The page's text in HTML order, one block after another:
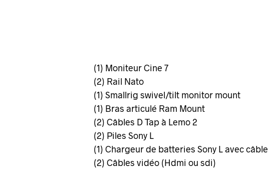
(1) Moniteur Cine 7
(2) Rail Nato
(1) Smallrig swivel/tilt monitor mount
(1) Bras articulé Ram Mount
(2) Câbles D Tap à Lemo 2
(2) Piles Sony L
(1) Chargeur de batteries Sony L avec câble
(2) Câbles vidéo (Hdmi ou sdi)